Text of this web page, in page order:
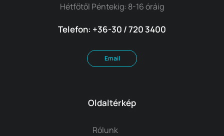
Hétfőtől Péntekig: 8-16 óráig
Telefon: +36-30 / 720 3400
Email
Oldaltérkép
Rólunk